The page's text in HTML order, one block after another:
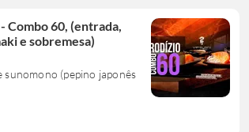
Combo 60, (entrada,
e sobremesa)
sunomono (pepino japonês